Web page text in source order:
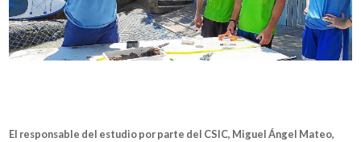
El responsable del estudio por parte del CSIC, Miguel Ángel Mateo,